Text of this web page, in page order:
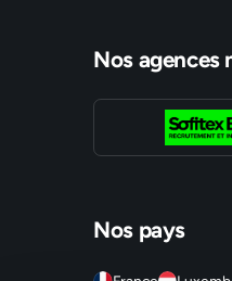
Nos agences
Nos pays